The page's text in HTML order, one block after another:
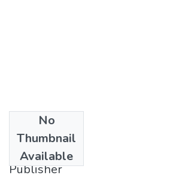
No
Thumbnail
Available
1994
Publisher